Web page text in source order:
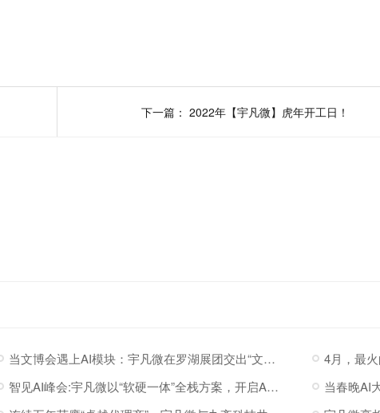
下一篇： 2022年【宇凡微】虎年开工日！
当文博会遇上AI模块：宇凡微在罗湖展团交出“文化+科技”新答卷
4月，最
智见AI峰会:宇凡微以“软硬一体”全栈方案，开启AI硬件落地加速度